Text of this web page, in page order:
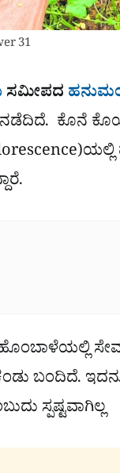
31
ಸಮೀಪದ
ಕೊನೆ
ಬಂದಿದೆ.
ಸ್ಪಷ್ಟವಾಗಿಲ್ಲ